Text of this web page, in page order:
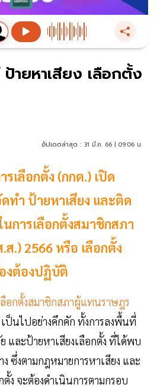
ายหาเสียง เลือกตั้ง
อัปเดตล่าสุด : 31 มี.ค. 66 | 09:06 น.
เลือกตั้ง (กกต.) เปิด
ทำ ป้ายหาเสียง และติด
นการเลือกตั้งสมาชิกสภา
.) 2566 หรือ เลือกตั้ง
งต้องปฏิบัติ
อกตั้งสมาชิกสภาผู้แทนราษฎร
เป็นไปอย่างคึกคัก ทั้งการลงพื้นที่
และป้ายหาเสียงเลือกตั้ง ที่ได้พบ
ซึ่งตามกฎหมายการหาเสียง และ
ตั้ง จะต้องดำเนินการตามกรอบ